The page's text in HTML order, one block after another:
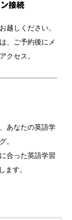
接続
越しください。
、ご予約後にメ
クセス。
あなたの英語学
。
合った英語学習
ます。